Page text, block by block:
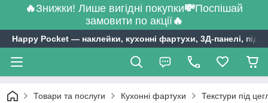
🔥Знижки! Лише вигідні покупки💸Поспішай
замовити по акції🔥
Happy Pocket ― наклейки, кухонні фартухи, 3Д-панелі,
Товари та послуги Кухонні фартухи Текстури під